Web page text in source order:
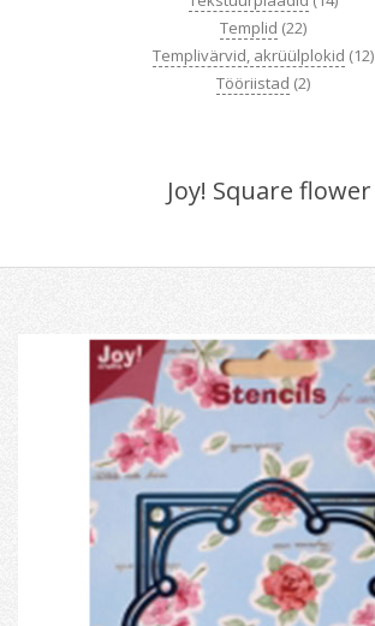
Templid (22)
Templivärvid, akrüülplokid (12)
Tööriistad (2)
Joy! Square flower